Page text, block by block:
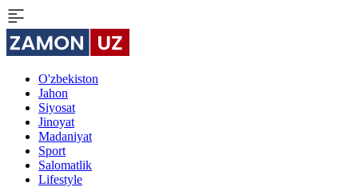
O'zbekiston
Jahon
Siyosat
Jinoyat
Madaniyat
Sport
Salomatlik
Lifestyle